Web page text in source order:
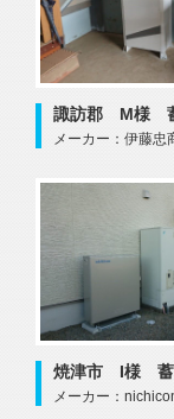
諏訪郡 M様
メーカー：伊藤忠
焼津市 I様 蓄
メーカー：